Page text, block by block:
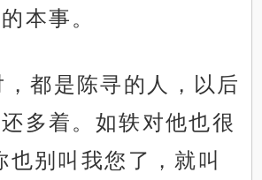
本事。
都是陈寻的人，以后
多着。如轶对他也很
也别叫我您了，就叫